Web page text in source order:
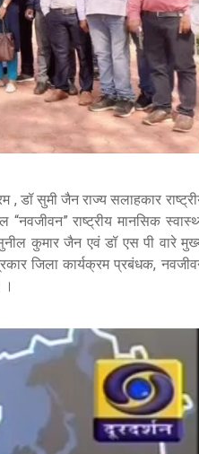
डॉ सुमी जैन राज्य सलाहकार
राष्ट्रीय मानसिक
कुमार जैन एवं डॉ एस पी वारे
जिला कार्यक्रम प्रबंधक,
।